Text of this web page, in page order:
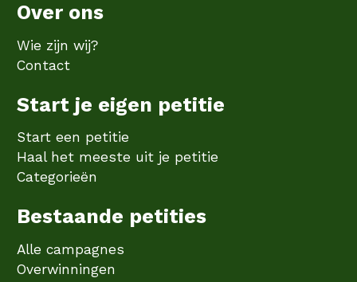
Over ons
Wie zijn wij?
Contact
Start je eigen petitie
Start een petitie
Haal het meeste uit je petitie
Categorieën
Bestaande petities
Alle campagnes
Overwinningen